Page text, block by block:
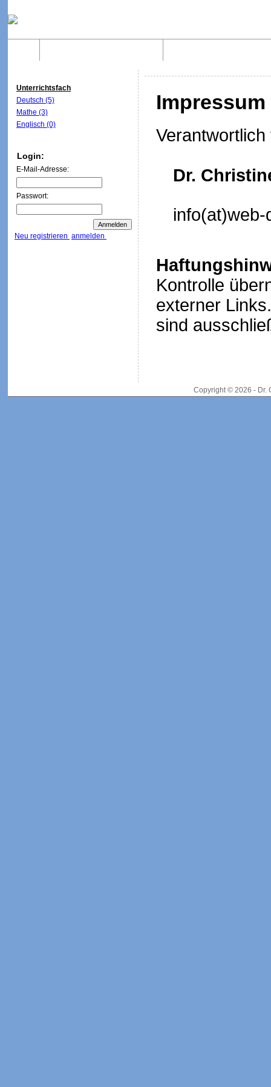
Unterrichtsfach
Deutsch (5)
Mathe (3)
Englisch (0)
Login:
E-Mail-Adresse:
Passwort:
Neu registrieren anmelden
Impressum
Dr.
Kontrolle
externer
sind
Copyright © 2026 - Dr.